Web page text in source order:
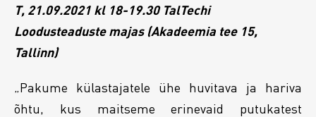
T, 21.09.2021 kl 18-19.30 TalTechi
Loodusteaduste majas (Akadeemia tee 15,
Tallinn)
„Pakume külastajatele ühe huvitava ja hariva
õhtu, kus maitseme erinevaid putukatest